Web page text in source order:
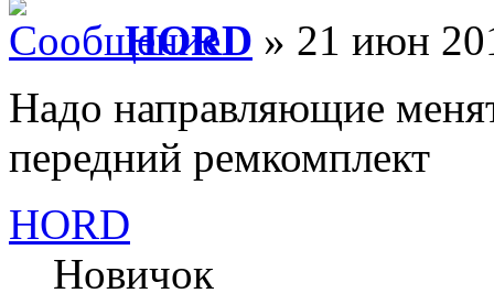
HORD » 21 июн
Надо направляющие
передний ремкомплект
HORD
Новичок